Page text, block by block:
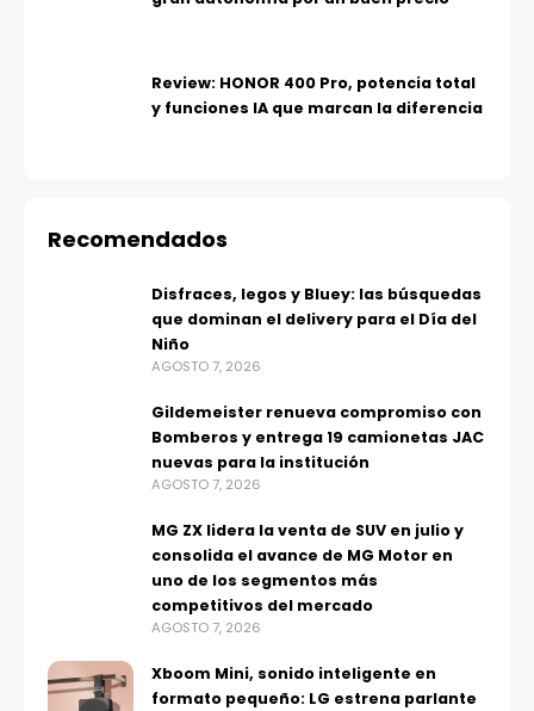
Review: HONOR 400 Pro, potencia total
y funciones IA que marcan la diferencia
Recomendados
Disfraces, legos y Bluey: las búsquedas
que dominan el delivery para el Día del
Niño
AGOSTO 7, 2026
Gildemeister renueva compromiso con
Bomberos y entrega 19 camionetas JAC
nuevas para la institución
AGOSTO 7, 2026
MG ZX lidera la venta de SUV en julio y
consolida el avance de MG Motor en
uno de los segmentos más
competitivos del mercado
AGOSTO 7, 2026
Xboom Mini, sonido inteligente en
formato pequeño: LG estrena parlante